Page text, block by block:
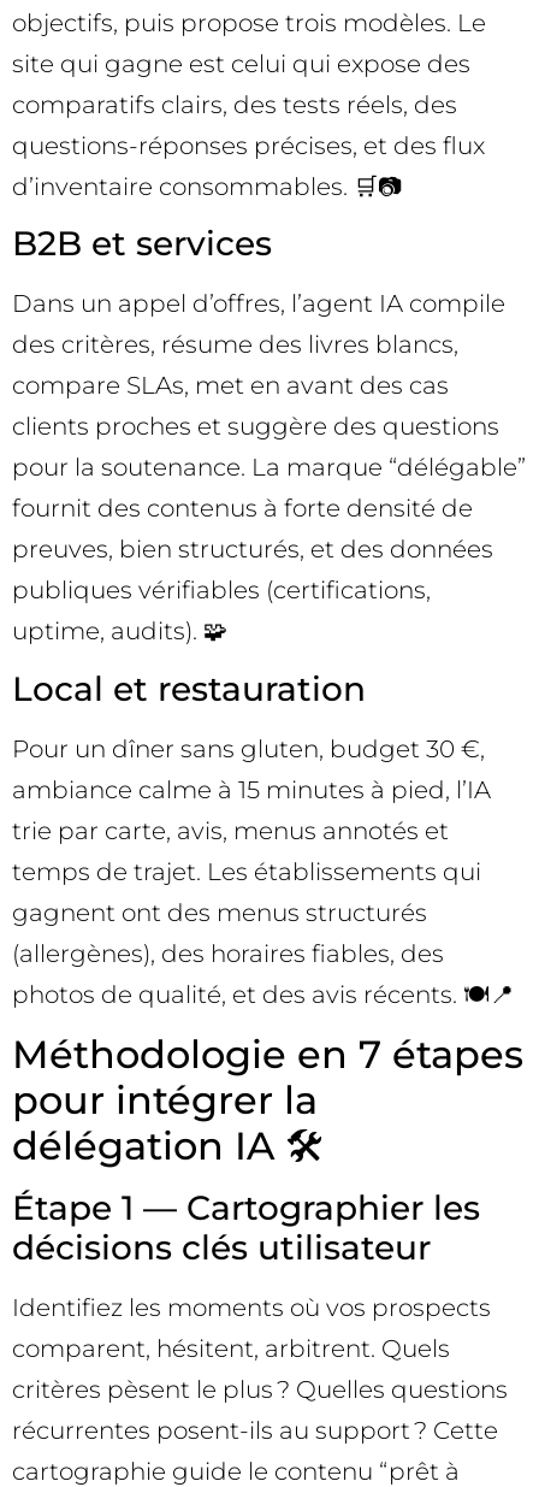
objectifs, puis propose trois modèles. Le
site qui gagne est celui qui expose des
comparatifs clairs, des tests réels, des
questions-réponses précises, et des flux
d’inventaire consommables. 🛒📷
B2B et services
Dans un appel d’offres, l’agent IA compile
des critères, résume des livres blancs,
compare SLAs, met en avant des cas
clients proches et suggère des questions
pour la soutenance. La marque “délégable”
fournit des contenus à forte densité de
preuves, bien structurés, et des données
publiques vérifiables (certifications,
uptime, audits). 🧩
Local et restauration
Pour un dîner sans gluten, budget 30 €,
ambiance calme à 15 minutes à pied, l’IA
trie par carte, avis, menus annotés et
temps de trajet. Les établissements qui
gagnent ont des menus structurés
(allergènes), des horaires fiables, des
photos de qualité, et des avis récents. 🍽️📍
Méthodologie en 7 étapes
pour intégrer la
délégation IA 🛠️
Étape 1 — Cartographier les
décisions clés utilisateur
Identifiez les moments où vos prospects
comparent, hésitent, arbitrent. Quels
critères pèsent le plus ? Quelles questions
récurrentes posent-ils au support ? Cette
cartographie guide le contenu “prêt à